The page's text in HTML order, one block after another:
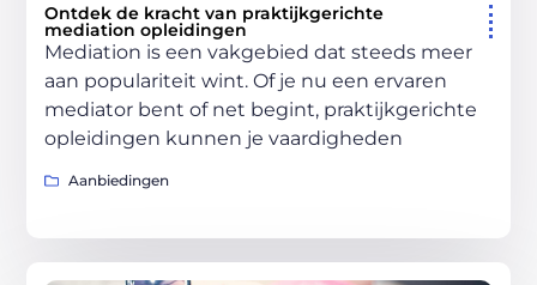
Ontdek de kracht van praktijkgerichte
mediation opleidingen
Mediation is een vakgebied dat steeds meer
aan populariteit wint. Of je nu een ervaren
mediator bent of net begint, praktijkgerichte
opleidingen kunnen je vaardigheden
Aanbiedingen